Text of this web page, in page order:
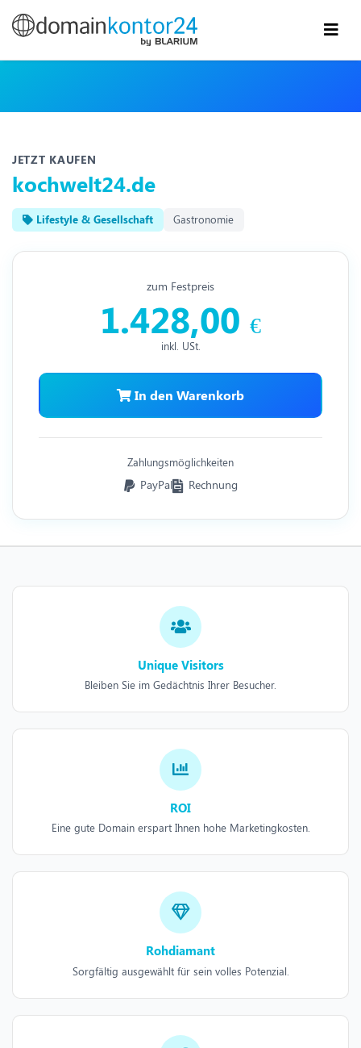
JETZT KAUFEN
kochwelt24.de
Lifestyle & Gesellschaft Gastronomie
zum Festpreis
1.428,00 €
inkl. USt.
In den Warenkorb
Zahlungsmöglichkeiten
PayPal Rechnung
Unique Visitors
Bleiben Sie im Gedächtnis Ihrer Besucher.
ROI
Eine gute Domain erspart Ihnen hohe Marketingkosten.
Rohdiamant
Sorgfältig ausgewählt für sein volles Potenzial.